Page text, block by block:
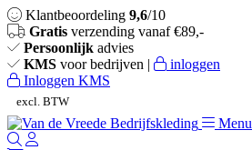
Klantbeoordeling 9,6/10
Gratis verzending vanaf €89,-
Persoonlijk advies
KMS voor bedrijven |
inloggen
Inloggen KMS
excl. BTW
Menu